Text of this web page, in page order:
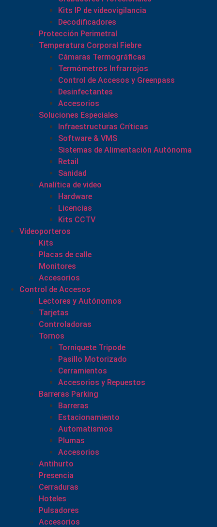
Kits IP de videovigilancia
Decodificadores
Protección Perimetral
Temperatura Corporal Fiebre
Cámaras Termográficas
Termómetros Infrarrojos
Control de Accesos y Greenpass
Desinfectantes
Accesorios
Soluciones Especiales
Infraestructuras Críticas
Software & VMS
Sistemas de Alimentación Autónoma
Retail
Sanidad
Analítica de video
Hardware
Licencias
Kits CCTV
Videoporteros
Kits
Placas de calle
Monitores
Accesorios
Control de Accesos
Lectores y Autónomos
Tarjetas
Controladoras
Tornos
Torniquete Tripode
Pasillo Motorizado
Cerramientos
Accesorios y Repuestos
Barreras Parking
Barreras
Estacionamiento
Automatismos
Plumas
Accesorios
Antihurto
Presencia
Cerraduras
Hoteles
Pulsadores
Accesorios